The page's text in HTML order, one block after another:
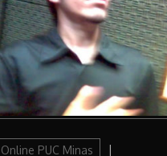
PUC Minas